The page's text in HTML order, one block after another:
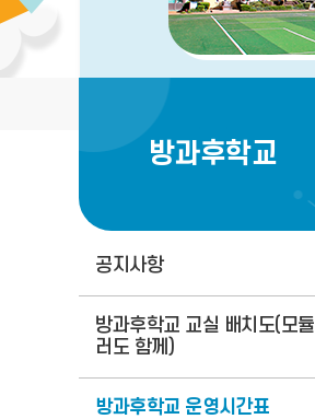
방과후학교
공지사항
방과후학교 교실 배치도(모듈
러도 함께)
방과후학교 운영시간표